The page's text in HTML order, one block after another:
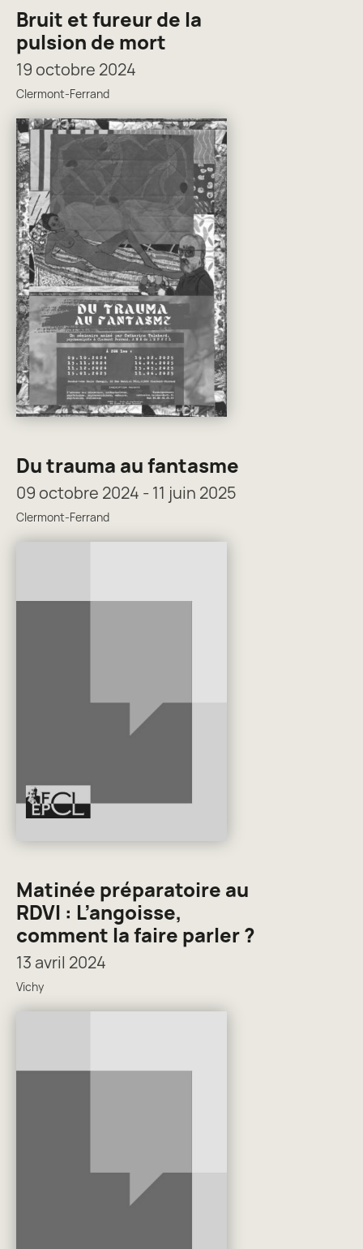
Bruit et fureur de la
pulsion de mort
19 octobre 2024
Clermont-Ferrand
Du trauma au fantasme
09 octobre 2024 - 11 juin 2025
Clermont-Ferrand
Matinée préparatoire au
RDVI : L’angoisse,
comment la faire parler ?
13 avril 2024
Vichy